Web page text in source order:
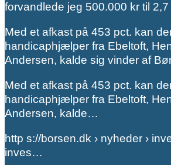
forvandlede jeg 500.000 kr til
Med et afkast på 453 pct. kan
handicaphjælper fra Ebeltoft,
Andersen, kalde sig vinder af
Med et afkast på 453 pct. kan
handicaphjælper fra Ebeltoft,
Andersen, kalde…
http s://borsen.dk › nyheder ›
inves…